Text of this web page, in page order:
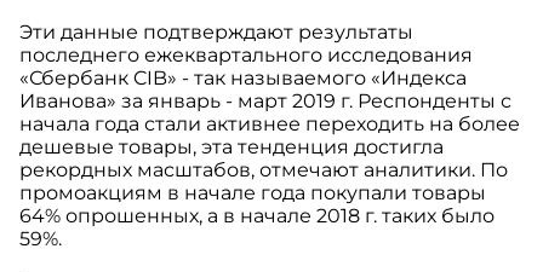
Эти данные подтверждают результаты
последнего ежеквартального исследования
«Сбербанк CIB» - так называемого «Индекса
Иванова» за январь - март 2019 г. Респонденты с
начала года стали активнее переходить на более
дешевые товары, эта тенденция достигла
рекордных масштабов, отмечают аналитики. По
промоакциям в начале года покупали товары
64% опрошенных, а в начале 2018 г. таких было
59%.